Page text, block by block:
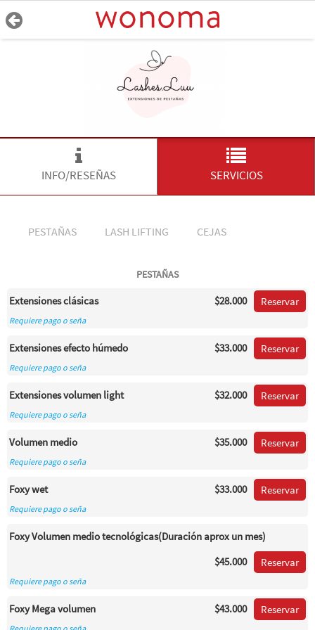
INFO/RESEÑAS SERVICIOS
PESTAÑAS LASH LIFTING CEJAS
PESTAÑAS
Extensiones clásicas $28.000 Reservar
Requiere pago o seña
Extensiones efecto húmedo $33.000 Reservar
Requiere pago o seña
Extensiones volumen light $32.000 Reservar
Requiere pago o seña
Volumen medio $35.000 Reservar
Requiere pago o seña
Foxy wet $33.000 Reservar
Requiere pago o seña
Foxy Volumen medio tecnológicas(Duración aprox un mes)
$45.000
Reservar
Requiere pago o seña
Foxy Mega volumen $43.000 Reservar